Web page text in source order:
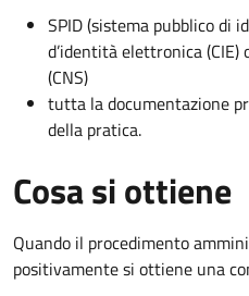
SPID (sistema pubblico di
d’identità elettronica
(CNS)
tutta la documentazione
della pratica.
Cosa si ottiene
Quando il procedimento
positivamente si ottiene una